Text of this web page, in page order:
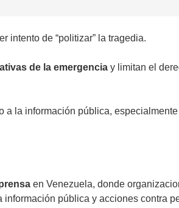
intento de “politizar” la tragedia.
de la emergencia y limitan el
la información pública,
en Venezuela, donde
información pública y acciones contra